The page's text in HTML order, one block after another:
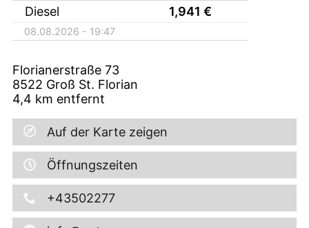
Diesel 1,941 €
08.08.2026 - 19:47
Florianerstraße 73
8522 Groß St. Florian
4,4 km entfernt
Auf der Karte zeigen
Öffnungszeiten
+43502277